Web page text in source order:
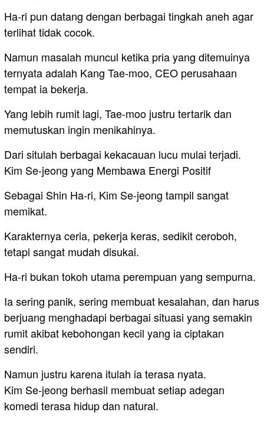
Ha-ri pun datang dengan berbagai tingkah aneh agar
terlihat tidak cocok.
Namun masalah muncul ketika pria yang ditemuinya
ternyata adalah Kang Tae-moo, CEO perusahaan
tempat ia bekerja.
Yang lebih rumit lagi, Tae-moo justru tertarik dan
memutuskan ingin menikahinya.
Dari situlah berbagai kekacauan lucu mulai terjadi.
Kim Se-jeong yang Membawa Energi Positif
Sebagai Shin Ha-ri, Kim Se-jeong tampil sangat
memikat.
Karakternya ceria, pekerja keras, sedikit ceroboh,
tetapi sangat mudah disukai.
Ha-ri bukan tokoh utama perempuan yang sempurna.
Ia sering panik, sering membuat kesalahan, dan harus
berjuang menghadapi berbagai situasi yang semakin
rumit akibat kebohongan kecil yang ia ciptakan
sendiri.
Namun justru karena itulah ia terasa nyata.
Kim Se-jeong berhasil membuat setiap adegan
komedi terasa hidup dan natural.